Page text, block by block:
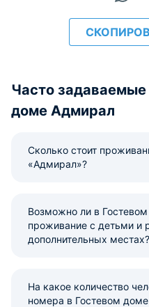
Часто
доме Адмирал
Сколько стоит
«Адмирал»?
Возможно ли в
проживание с детьми и
дополнительных местах?
На какое количество
номера в Гостевом